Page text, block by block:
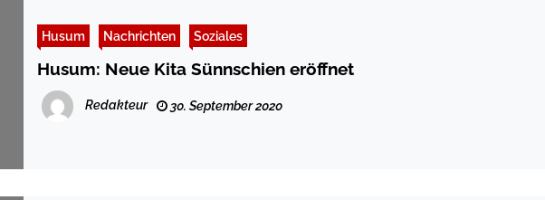
Husum Nachrichten Soziales
Husum: Neue Kita Sünnschien eröffnet
Redakteur 30. September 2020